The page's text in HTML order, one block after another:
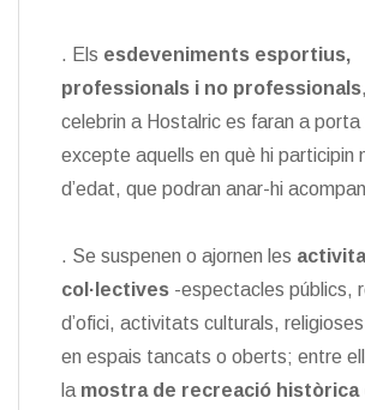
. Els esdeveniments esportius,
professionals i no professionals
celebrin a Hostalric es faran a
excepte aquells en què hi participin
d’edat, que podran anar-hi
. Se suspenen o ajornen les
col·lectives -espectacles públics,
d’ofici, activitats culturals,
en espais tancats o oberts; entre
la mostra de recreació històrica